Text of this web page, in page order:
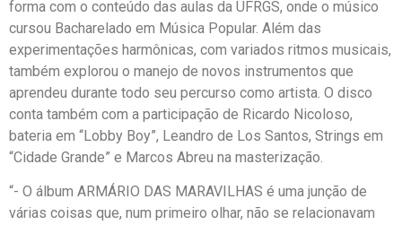
forma com o conteúdo das aulas da UFRGS, onde o músico
cursou Bacharelado em Música Popular. Além das
experimentações harmônicas, com variados ritmos musicais,
também explorou o manejo de novos instrumentos que
aprendeu durante todo seu percurso como artista. O disco
conta também com a participação de Ricardo Nicoloso,
bateria em “Lobby Boy”, Leandro de Los Santos, Strings em
“Cidade Grande” e Marcos Abreu na masterização.
“- O álbum ARMÁRIO DAS MARAVILHAS é uma junção de
várias coisas que, num primeiro olhar, não se relacionavam